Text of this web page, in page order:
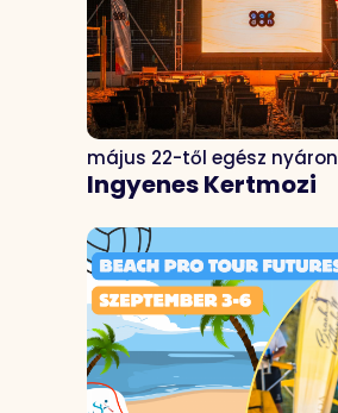
május 22-től egész nyáron
Ingyenes Kertmozi